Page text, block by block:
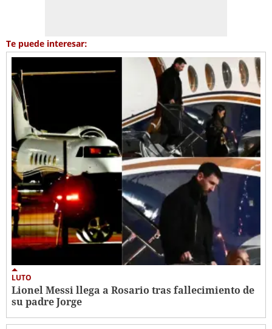
Te puede interesar:
LUTO
Lionel Messi llega a Rosario tras fallecimiento de
su padre Jorge